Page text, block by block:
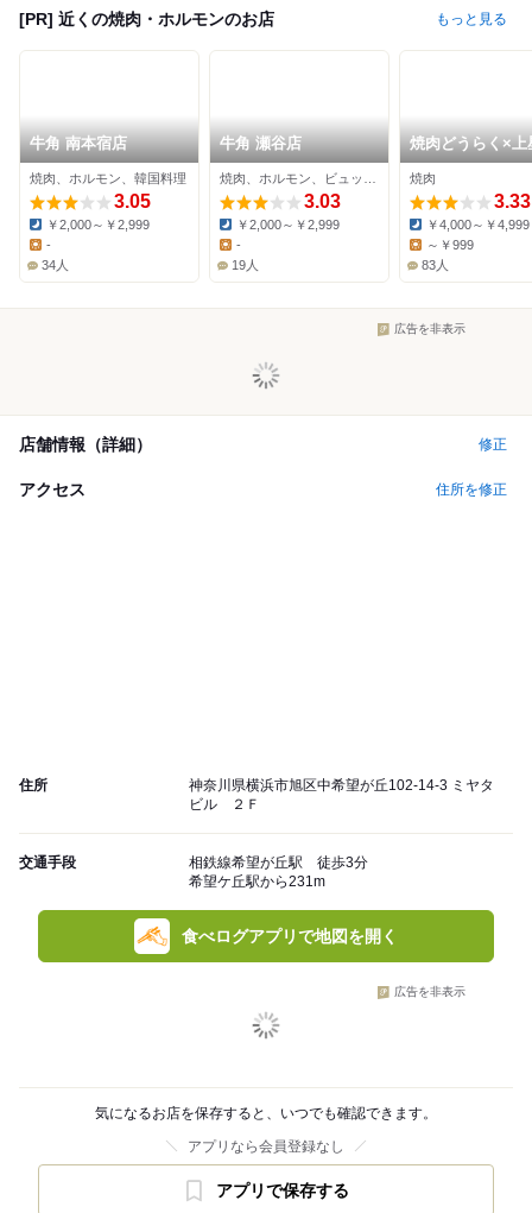
[PR] 近くの焼肉・ホルモンのお店 もっと見る
牛角 南本宿店
焼肉、ホルモン、韓国料理
3.05
Dinner:
￥2,000～￥2,999
Lunch:
-
34人
牛角 瀬谷店
3.03
Dinner:
￥2,000～￥2,999
Lunch:
-
19人
焼肉どうらく×上
店 二俣川店
焼肉
3.33
Dinner:
￥4,000～￥4,999
Lunch:
～￥999
83人
広告を非表示
店舗情報（詳細） 修正
アクセス 住所を修正
住所
神奈川県横浜市旭区中希望が丘102-14-3 ミヤタ
ビル ２Ｆ
交通手段
相鉄線希望が丘駅 徒歩3分
希望ケ丘駅から231m
食べログアプリで地図を開く
広告を非表示
気になるお店を保存すると、いつでも確認できます。
アプリなら会員登録なし
アプリで保存する